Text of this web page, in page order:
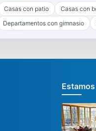
Casas con patio Casas con
Departamentos con gimnasio